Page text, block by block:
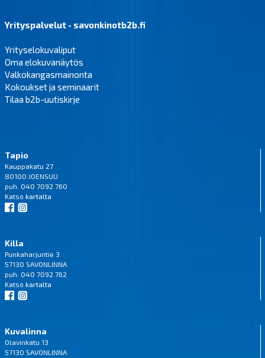
Yrityspalvelut - savonkinotb2b.fi
Yrityselokuvaliput
Oma elokuvanäytös
Valkokangasmainonta
Kokoukset ja seminaarit
Tilaa b2b-uutiskirje
Tapio
Kauppakatu 27
80100 JOENSUU
puh. 040 7092 760
Katso kartalta
Killa
Punkaharjuntie 3
57130 SAVONLINNA
puh. 040 7092 762
Katso kartalta
Kuvalinna
Olavinkatu 13
57130 SAVONLINNA